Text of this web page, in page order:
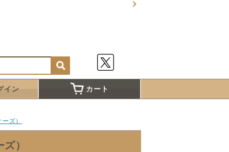
イン カート
ズ）
）